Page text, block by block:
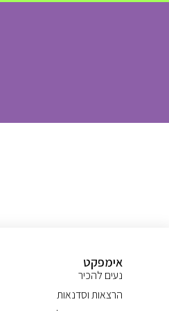
אימפקט
נעים להכיר
הרצאות וסדנאות